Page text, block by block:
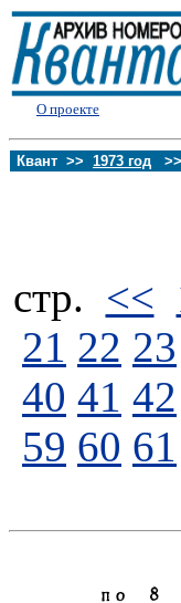
О проекте
Квант >> 1973 год
стp. <<
21 22 23
40 41 42
59 60 61